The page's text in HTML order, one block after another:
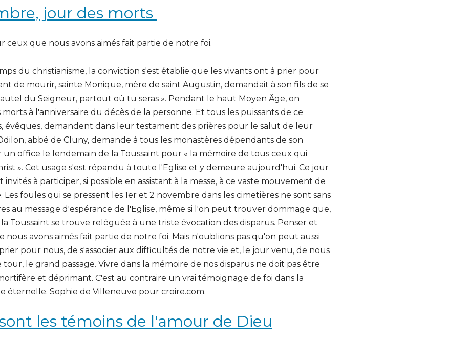
jour des morts
ceux que nous avons aimés fait partie de notre foi.
du christianisme, la conviction s'est établie que les vivants ont à prier pour
de mourir, sainte Monique, mère de saint Augustin, demandait à son fils de se
du Seigneur, partout où tu seras ». Pendant le haut Moyen Âge, on
à l'anniversaire du décès de la personne. Et tous les puissants de ce
évêques, demandent dans leur testament des prières pour le salut de leur
abbé de Cluny, demande à tous les monastères dépendants de son
office le lendemain de la Toussaint pour « la mémoire de tous ceux qui
». Cet usage s'est répandu à toute l'Eglise et y demeure aujourd'hui. Ce jour
invités à participer, si possible en assistant à la messe, à ce vaste mouvement de
foules qui se pressent les 1er et 2 novembre dans les cimetières ne sont sans
au message d'espérance de l'Eglise, même si l'on peut trouver dommage que,
Toussaint se trouve reléguée à une triste évocation des disparus. Penser et
avons aimés fait partie de notre foi. Mais n'oublions pas qu'on peut aussi
pour nous, de s'associer aux difficultés de notre vie et, le jour venu, de nous
tour, le grand passage. Vivre dans la mémoire de nos disparus ne doit pas être
et déprimant. C'est au contraire un vrai témoignage de foi dans la
éternelle. Sophie de Villeneuve pour croire.com.
les témoins de l'amour de Dieu